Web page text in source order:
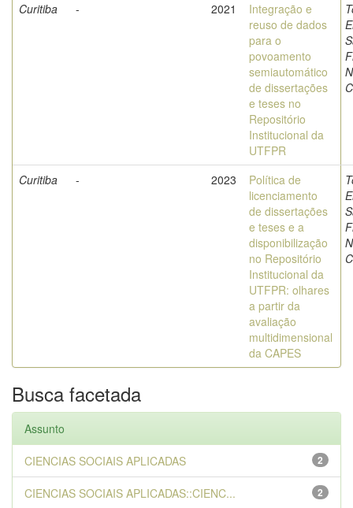
Curitiba - 2021
Integração e
reuso de dados
para o
povoamento
semiautomático
de dissertações
e teses no
Repositório
Institucional da
UTFPR
Curitiba - 2023
Política de
licenciamento
de dissertações
e teses e a
disponibilização
no Repositório
Institucional da
UTFPR: olhares
a partir da
avaliação
multidimensional
da CAPES
Busca facetada
Assunto
2
CIENCIAS SOCIAIS APLICADAS
2
CIENCIAS SOCIAIS APLICADAS::CIENC...